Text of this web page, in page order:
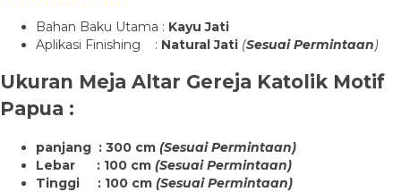
Bahan Baku Utama : Kayu Jati
Aplikasi Finishing : Natural Jati (Sesuai Permintaan)
Ukuran Meja Altar Gereja Katolik Motif
Papua :
panjang : 300 cm (Sesuai Permintaan)
Lebar : 100 cm (Sesuai Permintaan)
Tinggi : 100 cm (Sesuai Permintaan)